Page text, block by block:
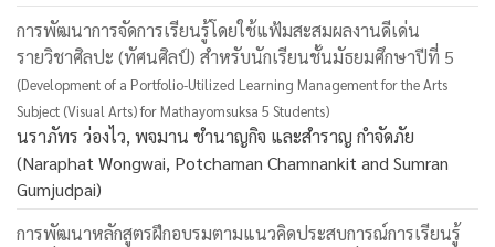
การพัฒนาการจัดการเรียนรู้โดยใช้แฟ้มสะสมผลงานดีเด่น
รายวิชาศิลปะ (ทัศนศิลป์) สำหรับนักเรียนชั้นมัธยมศึกษาปีที่ 5
(Development of a Portfolio-Utilized Learning Management for the Arts
Subject (Visual Arts) for Mathayomsuksa 5 Students)
นราภัทร ว่องไว, พจมาน ชำนาญกิจ และสำราญ กำจัดภัย
(Naraphat Wongwai, Potchaman Chamnankit and Sumran
Gumjudpai)
การพัฒนาหลักสูตรฝึกอบรมตามแนวคิดประสบการณ์การเรียนรู้